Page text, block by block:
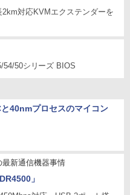
対応KVMエクステンダーを
50シリーズ BIOS
40nmプロセスのマイコン
最新通信機器事情
」